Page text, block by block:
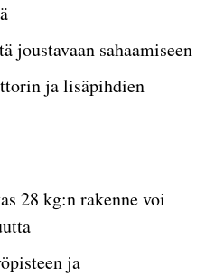
joustavaan sahaamiseen
ja lisäpihdien
28 kg:n rakenne voi
ja